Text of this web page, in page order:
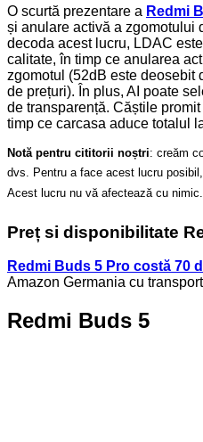
O scurtă prezentare a Redmi
și anulare activă a zgomotului
decoda acest lucru, LDAC
calitate, în timp ce anularea
zgomotul (52dB este deosebit
de prețuri). În plus, AI poate
de transparență. Căștile
timp ce carcasa aduce totalul
Notă pentru cititorii noștri: creăm
dvs. Pentru a face acest lucru
Acest lucru nu vă afectează cu nimic.
Preț si disponibilitate
Redmi Buds 5 Pro costă 70
Amazon Germania cu
Redmi Buds 5